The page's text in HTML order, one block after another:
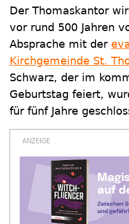
Der Thomaskantor
vor rund 500 Jahren
Absprache mit der
Kirchgemeinde St.
Schwarz, der im
Geburtstag feiert,
für fünf Jahre